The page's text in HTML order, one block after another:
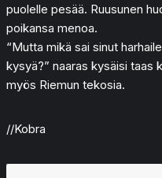
puolelle pesää. Ruusunen
poikansa menoa.
“Mutta mikä sai sinut
kysyä?” naaras kysäisi taas
myös Riemun tekosia.
//Kobra